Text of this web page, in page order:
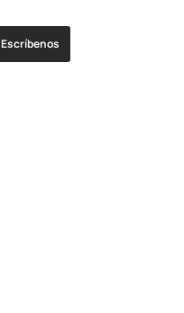
Escríbenos